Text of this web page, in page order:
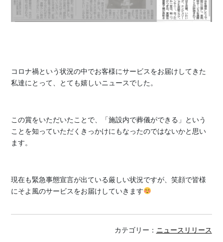
コロナ禍という状況の中でお客様にサービスをお届けしてきた
私達にとって、とても嬉しいニュースでした。
この賞をいただいたことで、「施設内で葬儀ができる」という
ことを知っていただくきっかけにもなったのではないかと思い
ます。
現在も緊急事態宣言が出ている厳しい状況ですが、笑顔で皆様
にそよ風のサービスをお届けしていきます
カテゴリー： ニュースリリース